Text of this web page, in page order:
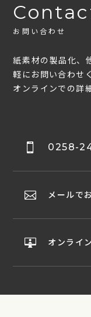
お問い合わせ
紙素材の製品化、
軽にお問い合わせ
オンラインでの詳
0258-
メールで
オンライ